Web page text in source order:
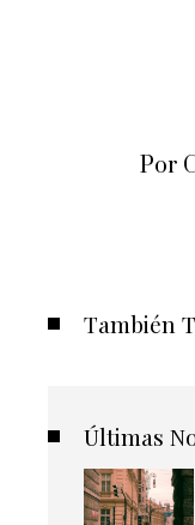
Por
También
Últimas